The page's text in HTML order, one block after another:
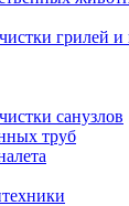
грилей и
санузлов
труб